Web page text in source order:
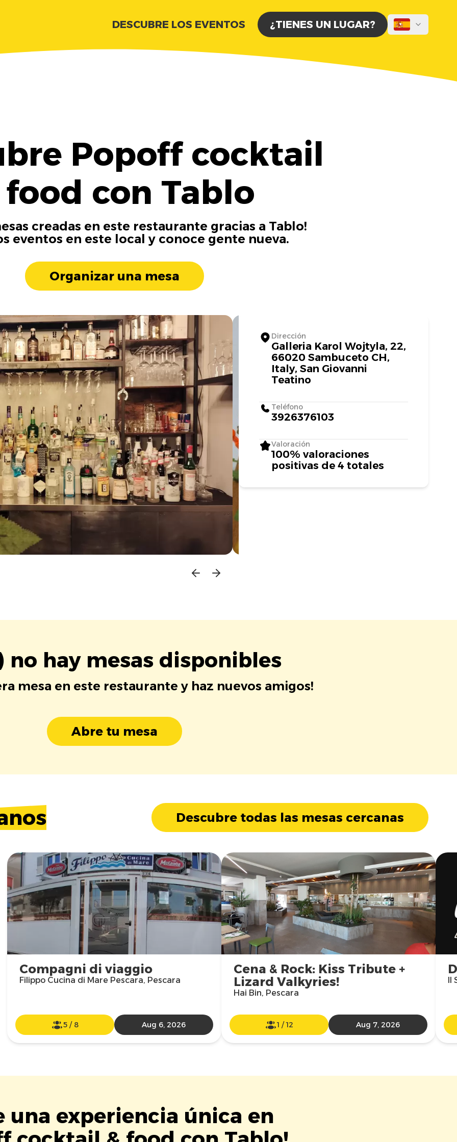
DESCUBRE LOS EVENTOS ¿TIENES UN LUGAR?
Popoff cocktail
food con Tablo
creadas en este restaurante gracias a Tablo!
eventos en este local y conoce gente nueva.
Organizar una mesa
Dirección
Galleria Karol Wojtyla, 22,
66020 Sambuceto CH,
Italy, San Giovanni
Teatino
Teléfono
3926376103
Valoración
100% valoraciones
positivas de 4 totales
no hay mesas disponibles
mesa en este restaurante y haz nuevos amigos!
Abre tu mesa
Descubre todas las mesas cercanas
Compagni di viaggio
Filippo Cucina di Mare Pescara, Pescara
5 / 8 Aug 6, 2026
Cena & Rock: Kiss Tribute +
Lizard Valkyries!
Hai Bin, Pescara
1 /12 Aug 7, 2026
una experiencia única en